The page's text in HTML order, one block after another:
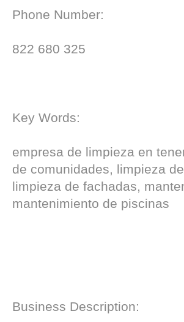
Phone Number:
822 680 325
Key Words:
empresa de limpieza en
de comunidades, limpieza
limpieza de fachadas,
mantenimiento de piscinas
Business Description: